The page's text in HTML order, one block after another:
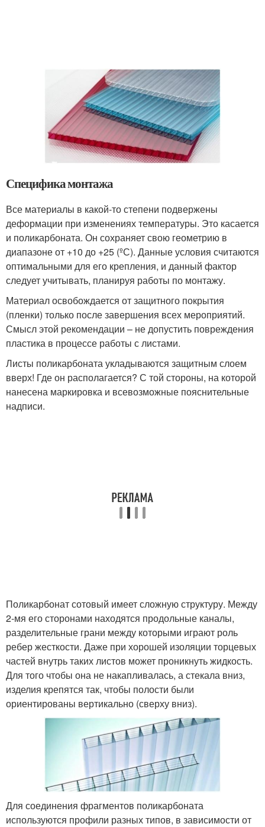
Специфика монтажа
Все материалы в какой-то степени подвержены
деформации при изменениях температуры. Это касается
и поликарбоната. Он сохраняет свою геометрию в
диапазоне от +10 до +25 (ºС). Данные условия считаются
оптимальными для его крепления, и данный фактор
следует учитывать, планируя работы по монтажу.
Материал освобождается от защитного покрытия
(пленки) только после завершения всех мероприятий.
Смысл этой рекомендации – не допустить повреждения
пластика в процессе работы с листами.
Листы поликарбоната укладываются защитным слоем
вверх! Где он располагается? С той стороны, на которой
нанесена маркировка и всевозможные пояснительные
надписи.
Поликарбонат сотовый имеет сложную структуру. Между
2-мя его сторонами находятся продольные каналы,
разделительные грани между которыми играют роль
ребер жесткости. Даже при хорошей изоляции торцевых
частей внутрь таких листов может проникнуть жидкость.
Для того чтобы она не накапливалась, а стекала вниз,
изделия крепятся так, чтобы полости были
ориентированы вертикально (сверху вниз).
Для соединения фрагментов поликарбоната
используются профили разных типов, в зависимости от